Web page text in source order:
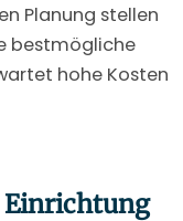
Planung stellen
bestmögliche
hohe Kosten
Einrichtung